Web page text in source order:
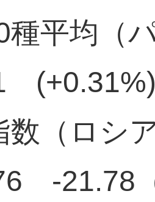
種平均
数（ロシ
-21.78